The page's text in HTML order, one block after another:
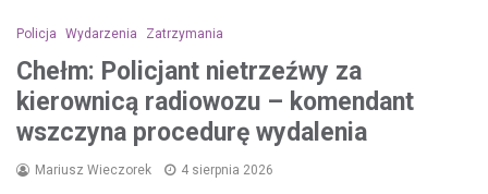
Policja Wydarzenia Zatrzymania
Chełm: Policjant nietrzeźwy za
kierownicą radiowozu – komendant
wszczyna procedurę wydalenia
Mariusz Wieczorek 4 sierpnia 2026